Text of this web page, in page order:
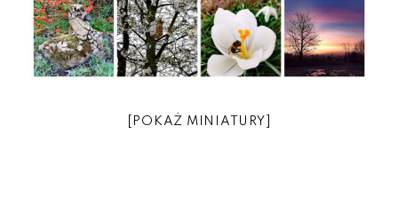
[POKAŻ MINIATURY]